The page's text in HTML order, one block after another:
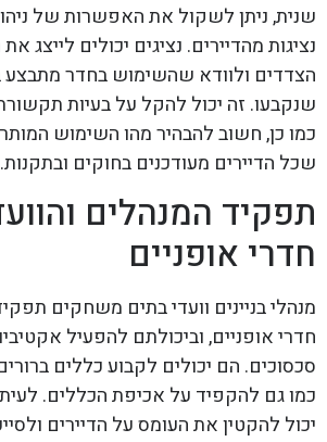
שנית, ניתן לשקול את האפשרות של
נציגות מהדיירים. נציגים יכולים לייצג
הצדדים ולוודא שהשימוש בחדר
שנקבעו. זה יכול להקל על בעיות תקשורת
כמו כן, חשוב להבהיר מהו השימוש המותר
שכל הדיירים מעודכנים בחוקים ובתקנות.
תפקיד המנהלים
חדרי אופניים
מנהלי בניינים וועדי בתים משחקים
חדרי אופניים, וביכולתם להפעיל
סכסוכים. הם יכולים לקבוע כללים
כמו גם להקפיד על אכיפת הכללים.
יכול להקטין את העומס על הדיירים